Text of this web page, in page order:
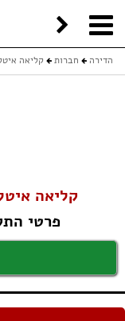
הדירה חברות קליאה
קליאה
פרטי